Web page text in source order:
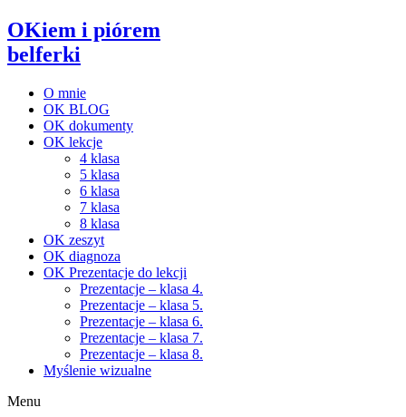
OKiem i piórem
belferki
O mnie
OK BLOG
OK dokumenty
OK lekcje
4 klasa
5 klasa
6 klasa
7 klasa
8 klasa
OK zeszyt
OK diagnoza
OK Prezentacje do lekcji
Prezentacje – klasa 4.
Prezentacje – klasa 5.
Prezentacje – klasa 6.
Prezentacje – klasa 7.
Prezentacje – klasa 8.
Myślenie wizualne
Menu